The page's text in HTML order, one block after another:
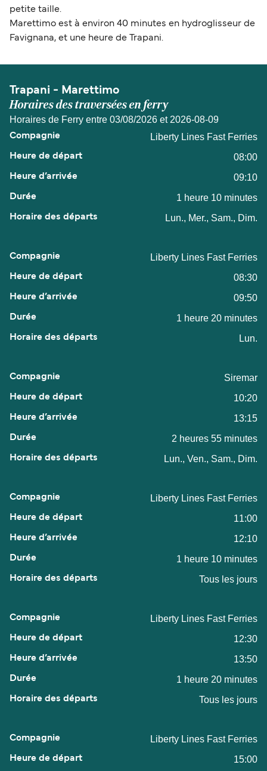
petite taille.
Marettimo est à environ 40 minutes en hydroglisseur de
Favignana, et une heure de Trapani.
Trapani - Marettimo
Horaires des traversées en ferry
Horaires de Ferry entre 03/08/2026 et 2026-08-09
Liberty Lines Fast Ferries
08:00
09:10
1 heure 10 minutes
Lun., Mer., Sam., Dim.
Liberty Lines Fast Ferries
08:30
09:50
1 heure 20 minutes
Lun.
Siremar
10:20
13:15
2 heures 55 minutes
Lun., Ven., Sam., Dim.
Liberty Lines Fast Ferries
11:00
12:10
1 heure 10 minutes
Tous les jours
Liberty Lines Fast Ferries
12:30
13:50
1 heure 20 minutes
Tous les jours
Liberty Lines Fast Ferries
15:00